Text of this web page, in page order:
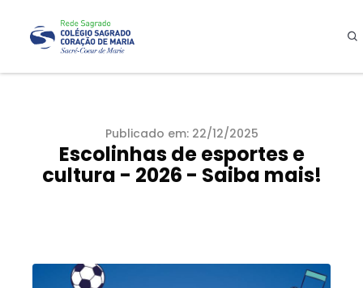
Publicado em: 22/12/2025
Escolinhas de esportes e
cultura - 2026 - Saiba mais!